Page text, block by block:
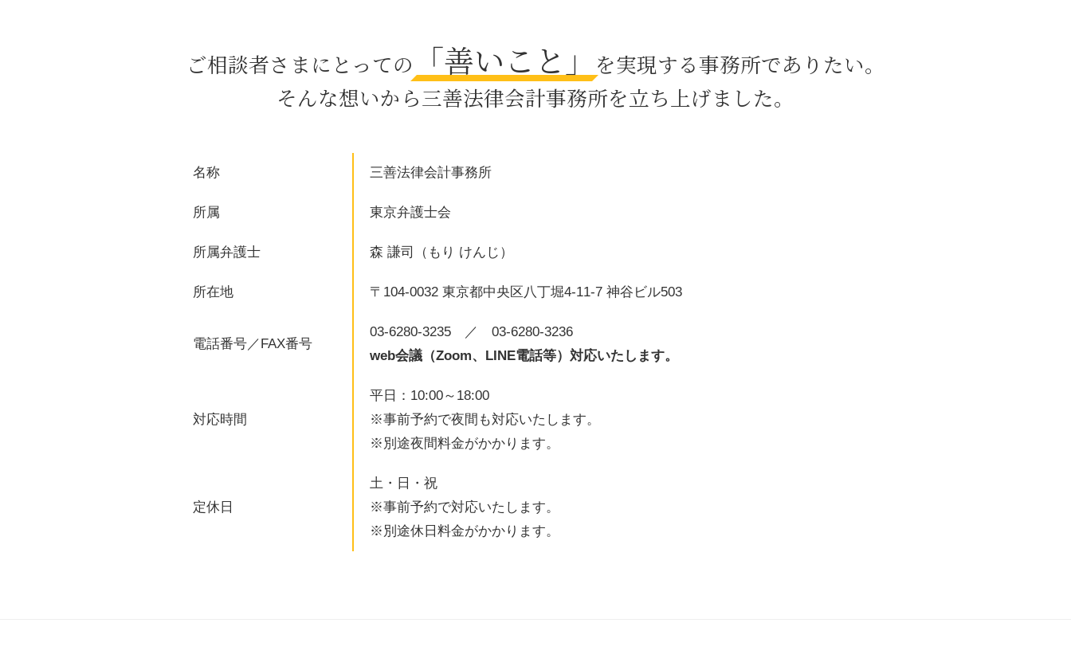
m&a メリット
コンプライアンス 企業
少額債権 時効
契約 内容証明
民法 遺留分
被害者 代理人
セクハラ とは
財産分与 年金
債務整理 とは デメリット
労働問題 渋谷区 弁護士
契約書作成 日比谷 弁護士
交通事故 中央区 弁護士
ご相談者さまにとっての 「善いこと」
を実現する事務所でありたい。
そんな想いから三善法律会計事務所を立ち上げました。
名称 三善法律会計事務所
所属 東京弁護士会
所属弁護士 森 謙司（もり けんじ）
所在地 〒104-0032 東京都中央区八丁堀4-11-7 神谷ビル503
電話番号／FAX番号
03-6280-3235 ／ 03-6280-3236
web会議（Zoom、LINE電話等）対応いたします。
対応時間
平日：10:00～18:00
※事前予約で夜間も対応いたします。
※別途夜間料金がかかります。
定休日
土・日・祝
※事前予約で対応いたします。
※別途休日料金がかかります。